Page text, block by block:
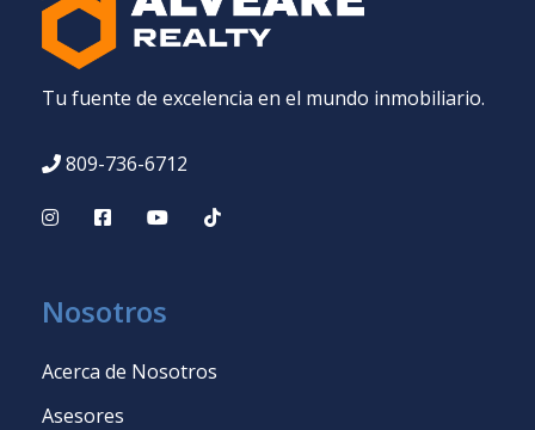
Tu fuente de excelencia en el mundo inmobiliario.
809-736-6712
Nosotros
Acerca de Nosotros
Asesores